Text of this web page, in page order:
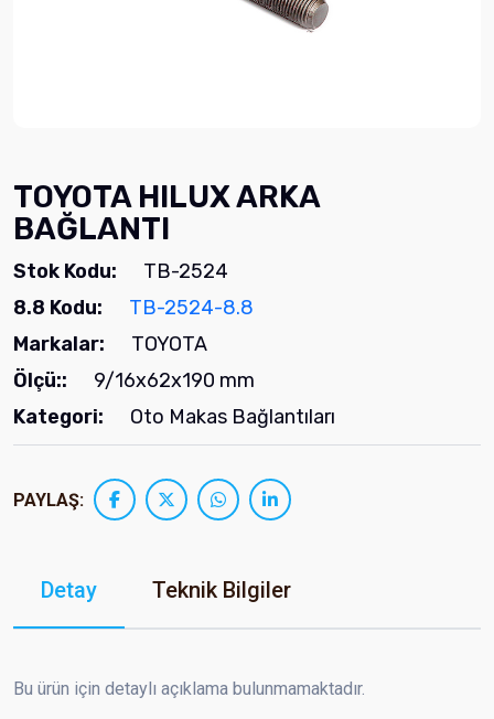
TOYOTA HILUX ARKA
BAĞLANTI
Stok Kodu:
TB-2524
8.8 Kodu:
TB-2524-8.8
Markalar:
TOYOTA
Ölçü::
9/16x62x190 mm
Kategori:
Oto Makas Bağlantıları
PAYLAŞ:
Detay Teknik Bilgiler
Bu ürün için detaylı açıklama bulunmamaktadır.